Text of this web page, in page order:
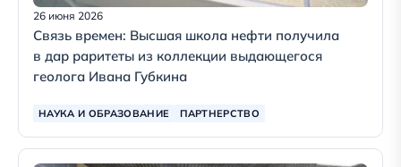
26 июня 2026
Связь времен: Высшая школа нефти получила
в дар раритеты из коллекции выдающегося
геолога Ивана Губкина
НАУКА И ОБРАЗОВАНИЕ ПАРТНЕРСТВО